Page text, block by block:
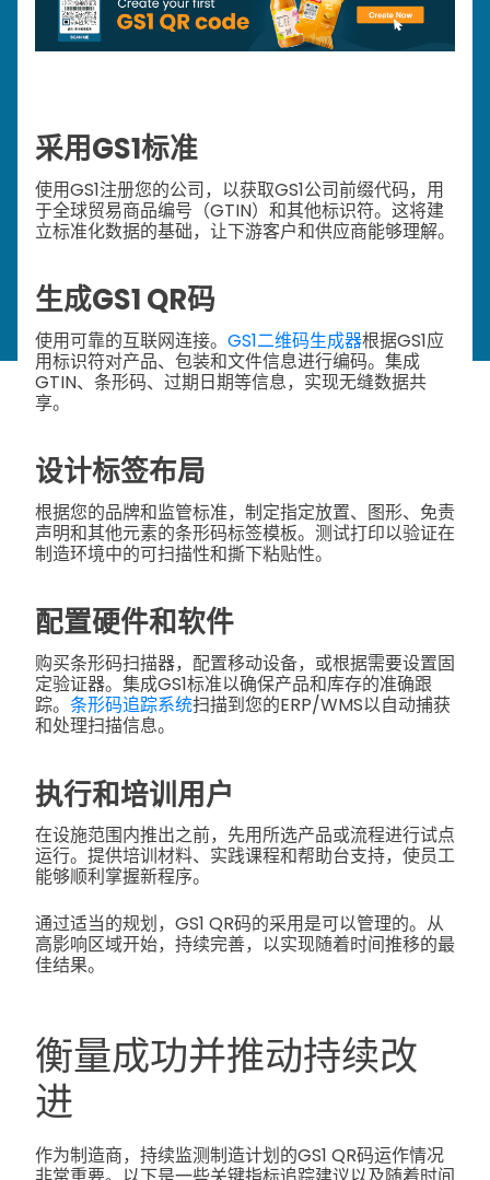
采用GS1标准
使用GS1注册您的公司，以获取GS1公司前缀代码，用
于全球贸易商品编号（GTIN）和其他标识符。这将建
立标准化数据的基础，让下游客户和供应商能够理解。
生成GS1 QR码
使用可靠的互联网连接。 GS1二维码生成器根据GS1应
用标识符对产品、包装和文件信息进行编码。集成
GTIN、条形码、过期日期等信息，实现无缝数据共
享。
设计标签布局
根据您的品牌和监管标准，制定指定放置、图形、免责
声明和其他元素的条形码标签模板。测试打印以验证在
制造环境中的可扫描性和撕下粘贴性。
配置硬件和软件
购买条形码扫描器，配置移动设备，或根据需要设置固
定验证器。集成GS1标准以确保产品和库存的准确跟
踪。 条形码追踪系统扫描到您的ERP/WMS以自动捕获
和处理扫描信息。
执行和培训用户
在设施范围内推出之前，先用所选产品或流程进行试点
运行。提供培训材料、实践课程和帮助台支持，使员工
能够顺利掌握新程序。
通过适当的规划，GS1 QR码的采用是可以管理的。从
高影响区域开始，持续完善，以实现随着时间推移的最
佳结果。
衡量成功并推动持续改
进
作为制造商，持续监测制造计划的GS1 QR码运作情况